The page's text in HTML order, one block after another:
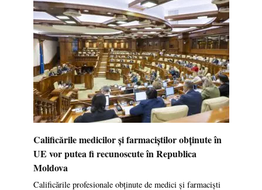
Calificările medicilor și farmaciștilor obținute în
UE vor putea fi recunoscute în Republica
Moldova
Calificările profesionale obținute de medici și farmaciști